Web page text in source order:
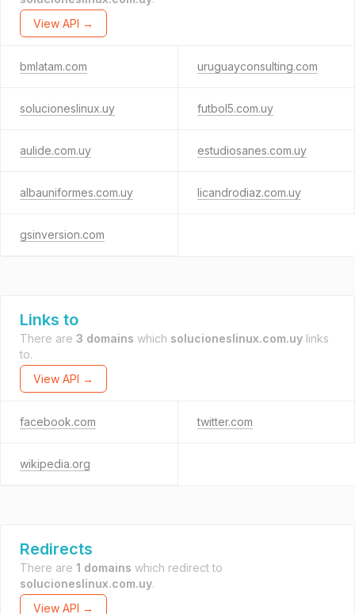
View API →
bmlatam.com uruguayconsulting.com
solucioneslinux.uy futbol5.com.uy
aulide.com.uy estudiosanes.com.uy
albauniformes.com.uy licandrodiaz.com.uy
gsinversion.com
Links to
There are 3 domains which solucioneslinux.com.uy links
to.
View API →
facebook.com twitter.com
wikipedia.org
Redirects
There are 1 domains which redirect to
solucioneslinux.com.uy.
View API →